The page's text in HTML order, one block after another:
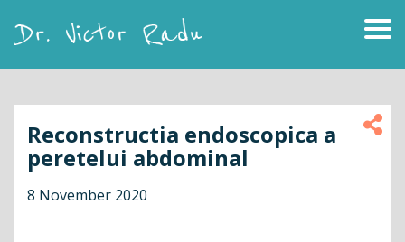
Reconstructia endoscopica a
peretelui abdominal
8 November 2020